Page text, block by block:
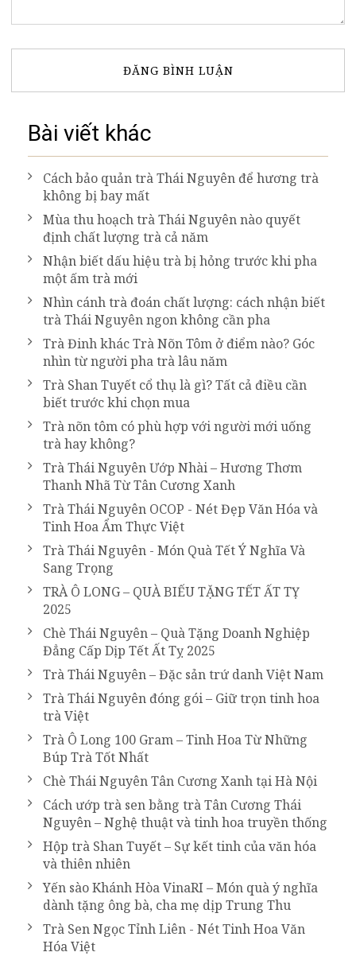
Bài viết khác
Cách bảo quản trà Thái Nguyên để hương trà
không bị bay mất
Mùa thu hoạch trà Thái Nguyên nào quyết
định chất lượng trà cả năm
Nhận biết dấu hiệu trà bị hỏng trước khi pha
một ấm trà mới
Nhìn cánh trà đoán chất lượng: cách nhận biết
trà Thái Nguyên ngon không cần pha
Trà Đinh khác Trà Nõn Tôm ở điểm nào? Góc
nhìn từ người pha trà lâu năm
Trà Shan Tuyết cổ thụ là gì? Tất cả điều cần
biết trước khi chọn mua
Trà nõn tôm có phù hợp với người mới uống
trà hay không?
Trà Thái Nguyên Ướp Nhài – Hương Thơm
Thanh Nhã Từ Tân Cương Xanh
Trà Thái Nguyên OCOP - Nét Đẹp Văn Hóa và
Tinh Hoa Ẩm Thực Việt
Trà Thái Nguyên - Món Quà Tết Ý Nghĩa Và
Sang Trọng
TRÀ Ô LONG – QUÀ BIẾU TẶNG TẾT ẤT TỴ
2025
Chè Thái Nguyên – Quà Tặng Doanh Nghiệp
Đẳng Cấp Dịp Tết Ất Tỵ 2025
Trà Thái Nguyên – Đặc sản trứ danh Việt Nam
Trà Thái Nguyên đóng gói – Giữ trọn tinh hoa
trà Việt
Trà Ô Long 100 Gram – Tinh Hoa Từ Những
Búp Trà Tốt Nhất
Chè Thái Nguyên Tân Cương Xanh tại Hà Nội
Cách ướp trà sen bằng trà Tân Cương Thái
Nguyên – Nghệ thuật và tinh hoa truyền thống
Hộp trà Shan Tuyết – Sự kết tinh của văn hóa
và thiên nhiên
Yến sào Khánh Hòa VinaRI – Món quà ý nghĩa
dành tặng ông bà, cha mẹ dịp Trung Thu
Trà Sen Ngọc Tỉnh Liên - Nét Tinh Hoa Văn
Hóa Việt